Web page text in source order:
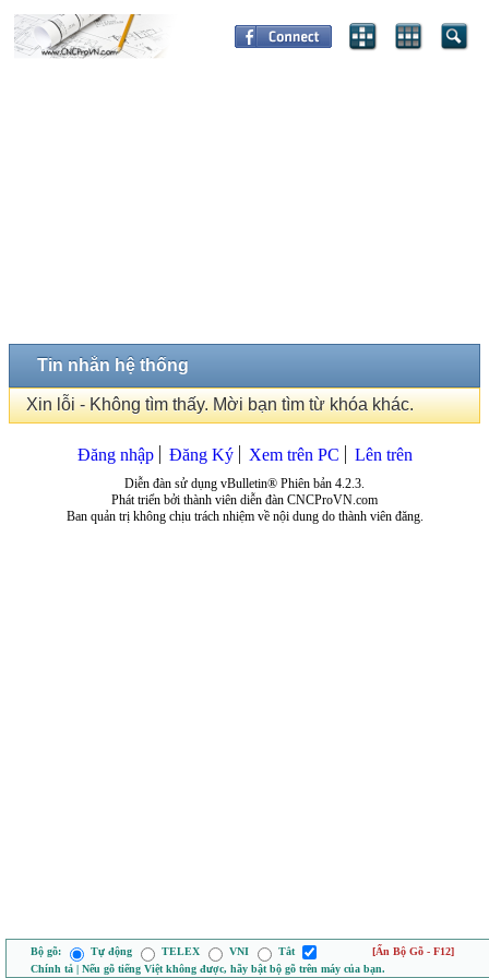
Tin nhắn hệ thống
Xin lỗi - Không tìm thấy. Mời bạn tìm từ khóa khác.
Đăng nhập Đăng Ký Xem trên PC Lên trên
Diễn đàn sử dụng vBulletin® Phiên bản 4.2.3.
Phát triển bởi thành viên diễn đàn CNCProVN.com
Ban quản trị không chịu trách nhiệm về nội dung do thành viên đăng.
Bộ gõ: Tự động TELEX VNI Tắt
[Ẩn Bộ Gõ - F12]
Chính tả | Nếu gõ tiếng Việt không được, hãy bật bộ gõ trên máy của bạn.